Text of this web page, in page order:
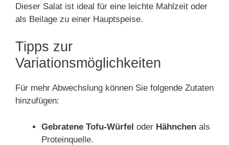
Dieser Salat ist ideal für eine leichte Mahlzeit oder
als Beilage zu einer Hauptspeise.
Tipps zur
Variationsmöglichkeiten
Für mehr Abwechslung können Sie folgende Zutaten
hinzufügen:
Gebratene Tofu-Würfel oder Hähnchen als
Proteinquelle.